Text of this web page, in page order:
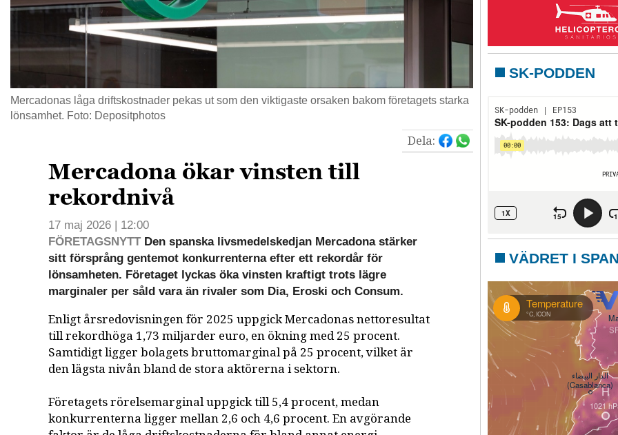
Mercadonas låga driftskostnader pekas ut som den viktigaste orsaken bakom företagets starka
lönsamhet. Foto: Depositphotos
Dela:
Mercadona ökar vinsten till
rekordnivå
17 maj 2026 | 12:00
FÖRETAGSNYTTDen spanska livsmedelskedjan Mercadona stärker
sitt försprång gentemot konkurrenterna efter ett rekordår för
lönsamheten. Företaget lyckas öka vinsten kraftigt trots lägre
marginaler per såld vara än rivaler som Dia, Eroski och Consum.
Enligt årsredovisningen för 2025 uppgick Mercadonas nettoresultat
till rekordhöga 1,73 miljarder euro, en ökning med 25 procent.
Samtidigt ligger bolagets bruttomarginal på 25 procent, vilket är
den lägsta nivån bland de stora aktörerna i sektorn.
Företagets rörelsemarginal uppgick till 5,4 procent, medan
konkurrenterna ligger mellan 2,6 och 4,6 procent. En avgörande
SK-PODDEN
VÄDRET I